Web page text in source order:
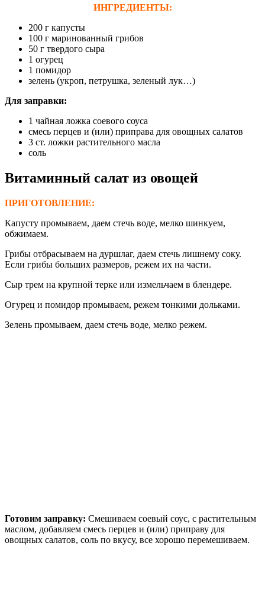
ИНГРЕДИЕНТЫ:
200 г капусты
100 г маринованный грибов
50 г твердого сыра
1 огурец
1 помидор
зелень (укроп, петрушка, зеленый лук…)
Для заправки:
1 чайная ложка соевого соуса
смесь перцев и (или) приправа для овощных салатов
3 ст. ложки растительного масла
соль
Витаминный салат из овощей
ПРИГОТОВЛЕНИЕ:
Капусту промываем, даем стечь воде, мелко шинкуем,
обжимаем.
Грибы отбрасываем на дуршлаг, даем стечь лишнему соку.
Если грибы больших размеров, режем их на части.
Сыр трем на крупной терке или измельчаем в блендере.
Огурец и помидор промываем, режем тонкими дольками.
Зелень промываем, даем стечь воде, мелко режем.
Готовим заправку: Смешиваем соевый соус, с растительным
маслом, добавляем смесь перцев и (или) приправу для
овощных салатов, соль по вкусу, все хорошо перемешиваем.